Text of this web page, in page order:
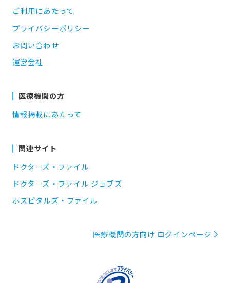
ご利用にあたって
プライバシーポリシー
お問い合わせ
運営会社
医療機関の方
情報掲載にあたって
関連サイト
ドクターズ・ファイル
ドクターズ・ファイル ジョブズ
ホスピタルズ・ファイル
医療機関の方向け ログインページ